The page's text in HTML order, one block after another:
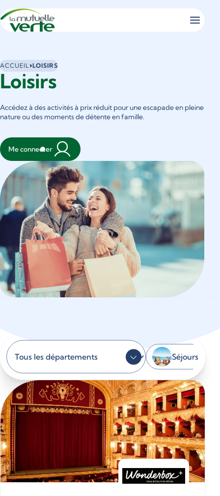
Panneau de gestion des cookies
Vous
êtes
ici
ACCUEIL LOISIRS
Loisirs
Accédez à des activités à prix réduit pour une escapade en pleine
nature ou des moments de détente en famille.
Me connecter
Réinitialiser Séjours